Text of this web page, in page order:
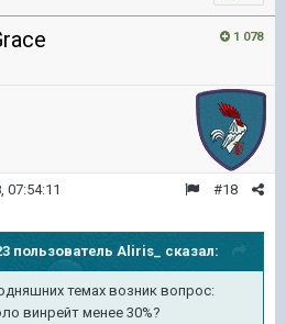
1 078
#18
07:54:11
пользователь Aliris_ сказал:
темах возник вопрос:
винрейт менее 30%?